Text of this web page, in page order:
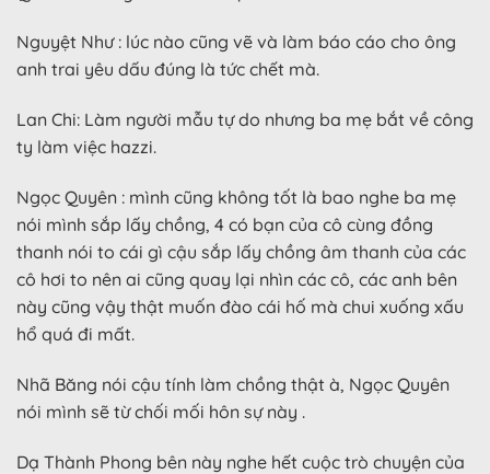
Nguyệt Như : lúc nào cũng vẽ và làm báo cáo cho ông
anh trai yêu dấu đúng là tức chết mà.
Lan Chi: Làm người mẫu tự do nhưng ba mẹ bắt về công
ty làm việc hazzi.
Ngọc Quyên : mình cũng không tốt là bao nghe ba mẹ
nói mình sắp lấy chồng, 4 có bạn của cô cùng đồng
thanh nói to cái gì cậu sắp lấy chồng âm thanh của các
cô hơi to nên ai cũng quay lại nhìn các cô, các anh bên
này cũng vậy thật muốn đào cái hố mà chui xuống xấu
hổ quá đi mất.
Nhã Băng nói cậu tính làm chồng thật à, Ngọc Quyên
nói mình sẽ từ chối mối hôn sự này .
Dạ Thành Phong bên này nghe hết cuộc trò chuyện của